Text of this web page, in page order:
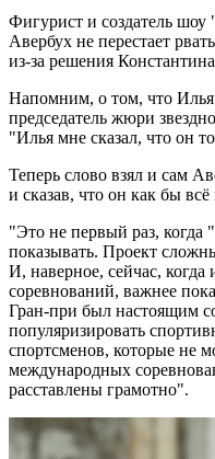
Фигурист и создатель
Авербух не перестает
из-за решения
Напомним, о том, что Илья
председатель жюри
"Илья мне сказал, что он
Теперь слово взял и сам
и сказав, что он как бы
"Это не первый раз,
показывать. Проект
И, наверное, сейчас,
соревнований, важнее
Гран-при был настоящим
популяризировать
спортсменов, которые не
международных
расставлены грамотно".